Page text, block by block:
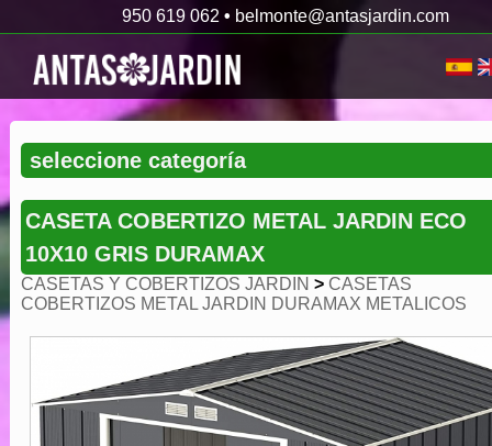
950 619 062 • belmonte@antasjardin.com
CASETA COBERTIZO METAL JARDIN ECO
10X10 GRIS DURAMAX
CASETAS Y COBERTIZOS JARDIN > CASETAS
COBERTIZOS METAL JARDIN DURAMAX METALICOS